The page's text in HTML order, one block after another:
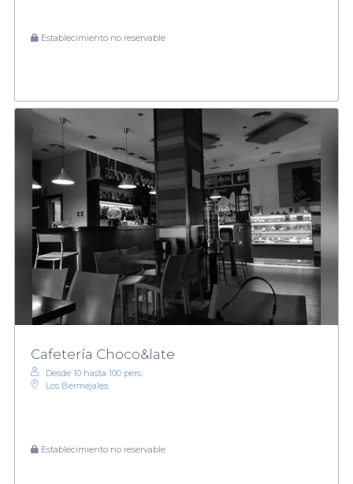
Establecimiento no reservable
Cafetería Choco&late
Desde 10 hasta 100 pers.
Los Bermejales
Establecimiento no reservable